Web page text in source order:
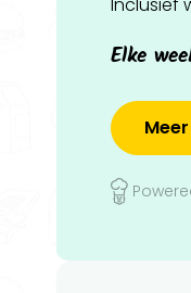
Elke